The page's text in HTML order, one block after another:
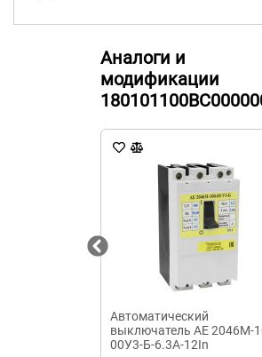
Аналоги и
модификации
Автоматический
выключатель AE 2046М-
00У3-Б-6.3А-12In